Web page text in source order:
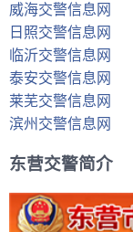
威海交警信息网
日照交警信息网
临沂交警信息网
泰安交警信息网
莱芜交警信息网
滨州交警信息网
东营交警简介